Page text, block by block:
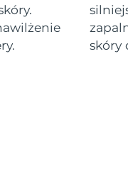
skóry
czas dostawy
8/15/26